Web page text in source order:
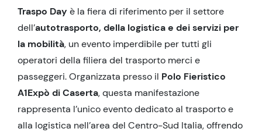
Traspo Day è la fiera di riferimento per il settore
dell’autotrasporto, della logistica e dei servizi per
la mobilità, un evento imperdibile per tutti gli
operatori della filiera del trasporto merci e
passeggeri. Organizzata presso il Polo Fieristico
A1Expò di Caserta, questa manifestazione
rappresenta l’unico evento dedicato al trasporto e
alla logistica nell’area del Centro-Sud Italia, offrendo